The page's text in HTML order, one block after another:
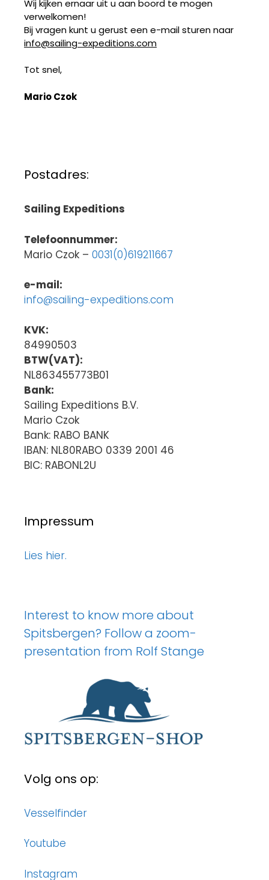
Wij kijken ernaar uit u aan boord te mogen
verwelkomen!
Bij vragen kunt u gerust een e-mail sturen naar
info@sailing-expeditions.com
Tot snel,
Mario Czok
Postadres:
Sailing Expeditions
Telefoonnummer:
Mario Czok – 0031(0)619211667
e-mail:
info@sailing-expeditions.com
KVK:
84990503
BTW(VAT):
NL863455773B01
Bank:
Sailing Expeditions B.V.
Mario Czok
Bank: RABO BANK
IBAN: NL80RABO 0339 2001 46
BIC: RABONL2U
Impressum
Lies hier.
Interest to know more about
Spitsbergen? Follow a zoom-
presentation from Rolf Stange
Volg ons op:
Vesselfinder
Youtube
Instagram